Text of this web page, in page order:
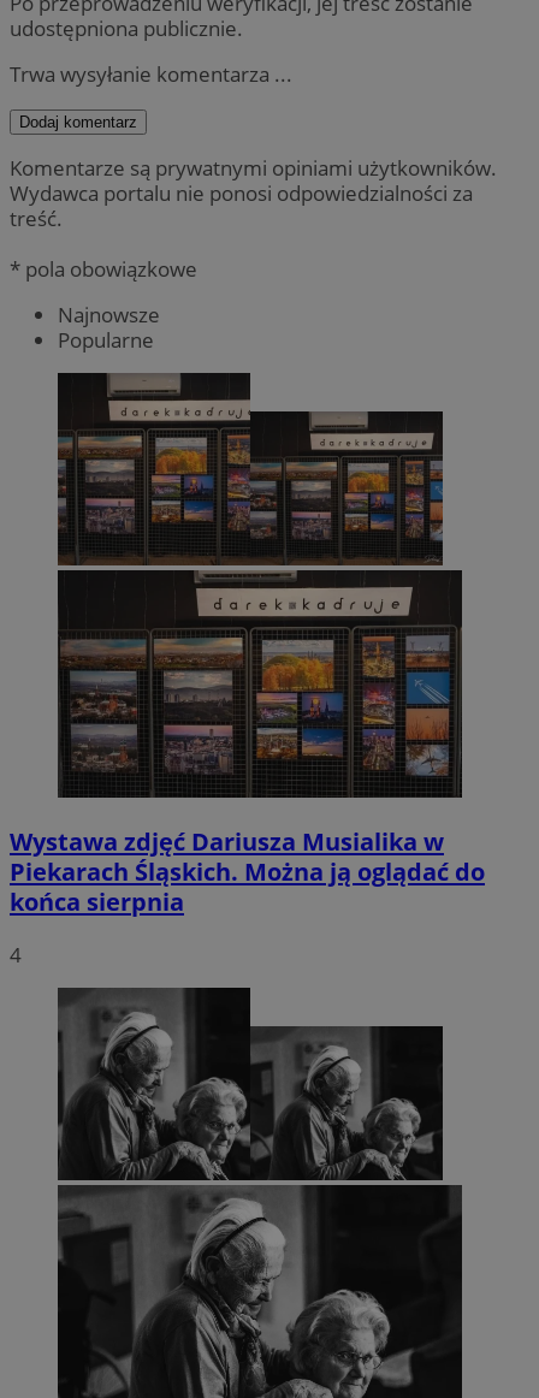
udostępniona publicznie.
Trwa wysyłanie komentarza ...
Dodaj komentarz
Komentarze są prywatnymi opiniami użytkowników.
Wydawca portalu nie ponosi odpowiedzialności za
treść.
* pola obowiązkowe
Najnowsze
Popularne
Wystawa zdjęć Dariusza Musialika w
Piekarach Śląskich. Można ją oglądać do
końca sierpnia
4